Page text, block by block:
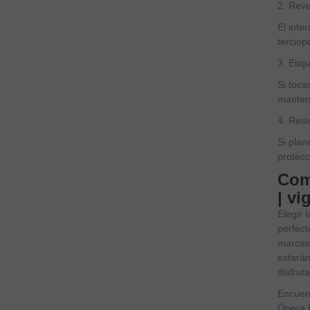
2.
El
3.
Si
4.
Si
|
Elegir